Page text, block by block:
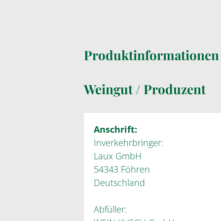
Weingut / Produzent
Anschrift:
Inverkehrbringer:
Laux GmbH
54343 Föhren
Deutschland
Abfüller: